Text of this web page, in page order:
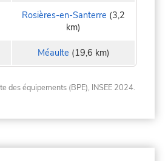
Rosières-en-Santerre (3,2
km)
Méaulte (19,6 km)
des équipements (BPE), INSEE 2024.